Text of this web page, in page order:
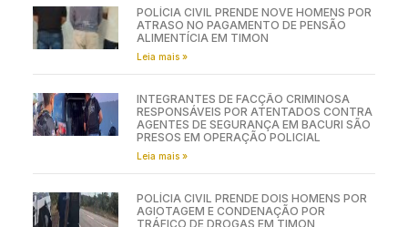
POLÍCIA CIVIL PRENDE NOVE HOMENS POR
ATRASO NO PAGAMENTO DE PENSÃO
ALIMENTÍCIA EM TIMON
Leia mais »
INTEGRANTES DE FACÇÃO CRIMINOSA
RESPONSÁVEIS POR ATENTADOS CONTRA
AGENTES DE SEGURANÇA EM BACURI SÃO
PRESOS EM OPERAÇÃO POLICIAL
Leia mais »
POLÍCIA CIVIL PRENDE DOIS HOMENS POR
AGIOTAGEM E CONDENAÇÃO POR
TRÁFICO DE DROGAS EM TIMON